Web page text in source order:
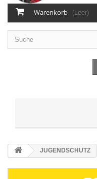
Warenkorb (Leer)
JUGENDSCHUTZ